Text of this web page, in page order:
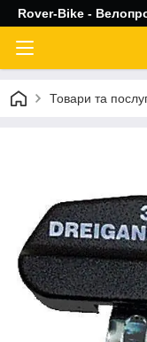
Rover-Bike -
Товари та